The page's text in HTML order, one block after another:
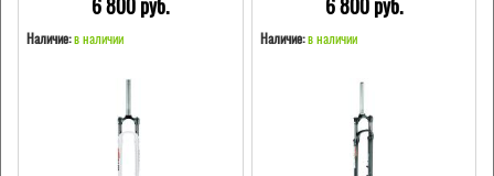
6 800 pуб.
Наличие:в наличии
6 800 pуб.
Наличие: в наличии